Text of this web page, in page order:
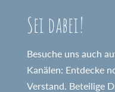
Sei dabei!
Besuche uns auch
Kanälen: Entdecke
Verstand. Beteilige